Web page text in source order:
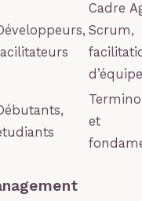
Cadre
Scrum,
d’équipe
et